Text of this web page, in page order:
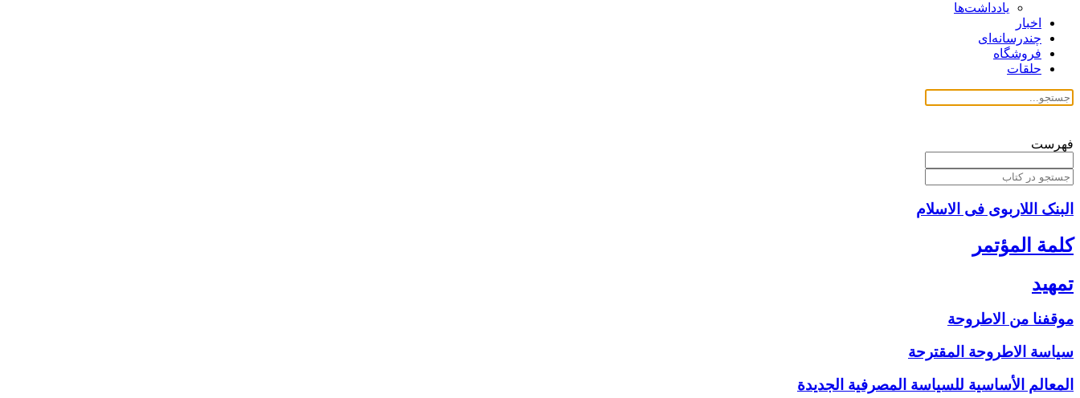
یادداشت‌ها
اخبار
چندرسانه‌ای
فروشگاه
حلقات
فهرست
البنک اللاربوی فی الاسلام
كلمة المؤتمر
تمهيد
موقفنا من الاطروحة
سياسة الاطروحة المقترحة
المعالم الأساسية للسياسة المصرفية الجديدة